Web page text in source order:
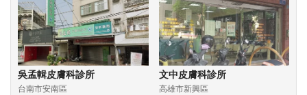
吳孟輯皮膚科診所
台南市安南區
文中皮膚科診所
高雄市新興區